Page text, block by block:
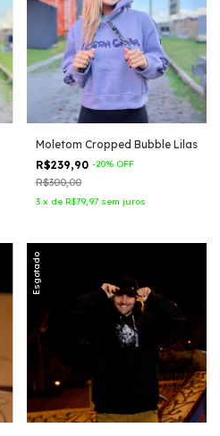
Moletom Cropped Bubble Lilas
R$239,90 -20% OFF
R$300,00
3 x de R$79,97 sem juros
Esgotado